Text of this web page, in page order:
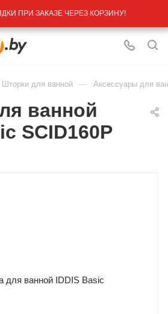
ПРИ ЗАКАЗЕ ЧЕРЕЗ КОРЗИНУ!
Шторки для ванной — Аксессуары для
ванной
SCID160P